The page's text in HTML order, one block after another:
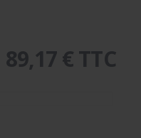
89,17 € TTC